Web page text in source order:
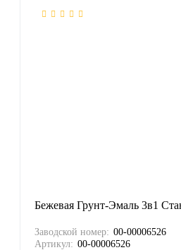
Бежевая Грунт-Эмаль 3в1
Заводской номер: 00-00006526
Артикул: 00-00006526